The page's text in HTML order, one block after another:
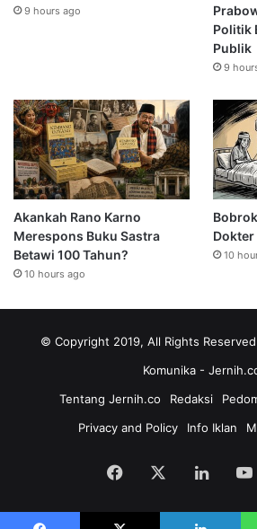
9 hours ago
Politik
Publik
9
Akankah Rano Karno
Merespons Buku Sastra
Betawi 100 Tahun?
10 hours ago
Dokter
10
© Copyright 2019, All Rights
Komunika -
Tentang Jernih.co
Redaksi
Privacy and Policy
Info Iklan
Facebook